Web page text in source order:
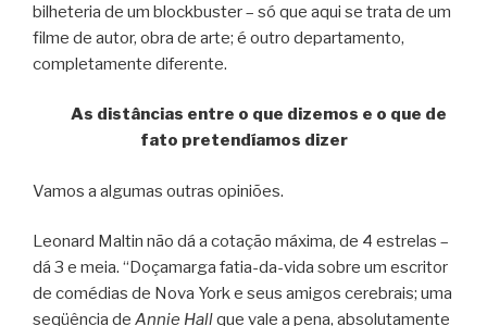
bilheteria de um blockbuster – só que aqui se trata de um
filme de autor, obra de arte; é outro departamento,
completamente diferente.
As distâncias entre o que dizemos e o que de
fato pretendíamos dizer
Vamos a algumas outras opiniões.
Leonard Maltin não dá a cotação máxima, de 4 estrelas –
dá 3 e meia. “Doçamarga fatia-da-vida sobre um escritor
de comédias de Nova York e seus amigos cerebrais; uma
seqüência de Annie Hallque vale a pena, absolutamente